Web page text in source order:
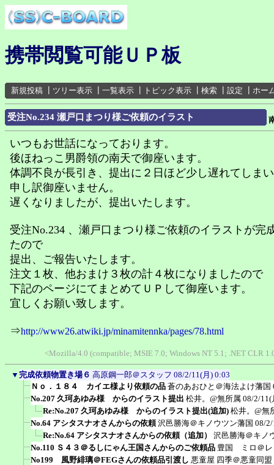
携帯閲覧可能ＵＰ板
新規投稿 ツリー表示 一覧表示 トピック表示 検索 設定 ホー
受注No.234 瀬戸口まつり様ご依頼のイラスト
いつもお世話になっております。
後ほねっこ男爵領の南天で御座います。
体調不良が長引き、提出に２日ほど少し遅れてしま
申し訳御座いません。
遅くなりましたが、提出いたします。
受注No.234 、瀬戸口まつり様ご依頼のイラストが完
たので
提出、ご報告いたします。
注文１枚、他おまけ３枚の計４枚になりましたので
下記のページにてまとめてＵＰして御座います。
宜しくお願い致します。
⇒http://www26.atwiki.jp/minamitennka/pages/78.html
<Mozilla/4.0 (compatible; MSIE 7.0; Windows NT 5.1; .NET CLR
▼ 完成依頼物置き場６ 高原鋼一郎＠スタッフ 08/2/11(月) 0:03
Ｎｏ．１８４ カイエ様より依頼の品 蒼のあおひと＠海法よけ藩国
No.207 久珂あゆみ様 からのイラスト提出 松井。@無所属 08/2/11(
Re:No.207 久珂あゆみ様 からのイラスト提出(追加) 松井。@無
No.64 アシタスナオさんからの依頼 沢邑勝海＠キノウツン藩国 08/
Re:No.64 アシタスナオさんからの依頼（追加）
沢邑勝海＠キノ
No.110 Ｓ４３＠るしにゃん王国さんからのご依頼品 豊国 ミロ＠レ
No199 風野緋璃＠FEGさんの依頼品引渡し 悪童屋 四季＠悪童同盟